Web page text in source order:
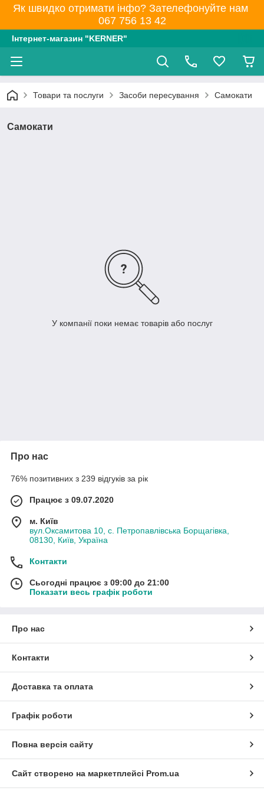
Як швидко отримати інфо? Зателефонуйте нам
067 756 13 42
Інтернет-магазин "KERNER"
Товари та послуги Засоби пересування Самокати
Самокати
У компанії поки немає товарів або послуг
Про нас
76% позитивних з 239 відгуків за рік
Працює з 09.07.2020
м. Київ
вул.Оксамитова 10, с. Петропавлівська Борщагівка,
08130, Київ, Україна
Контакти
Сьогодні працює з 09:00 до 21:00
Показати весь графік роботи
Про нас
Контакти
Доставка та оплата
Графік роботи
Повна версія сайту
Сайт створено на маркетплейсі Prom.ua